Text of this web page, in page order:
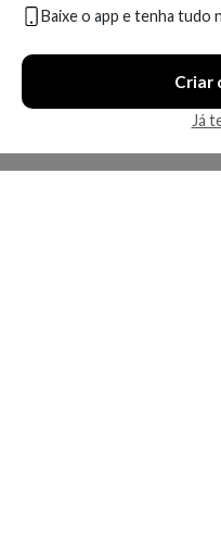
Baixe o app e tenha tudo
Criar
Já